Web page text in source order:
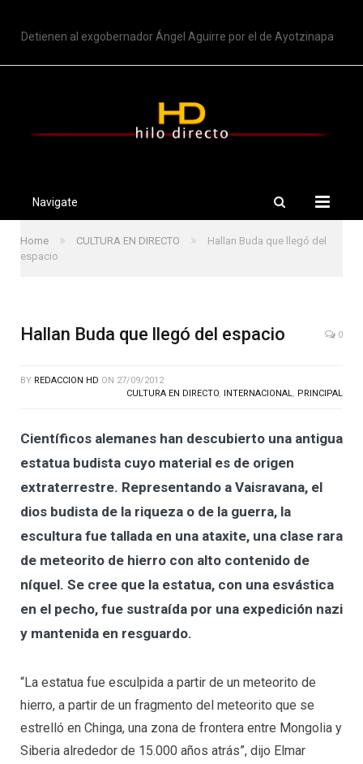
Detienen al exgobernador Ángel Aguirre por el de Ayotzinapa
Navigate
Home » CULTURA EN DIRECTO »
Hallan Buda que llegó del
espacio
Hallan Buda que llegó del espacio 0
BY REDACCION HD ON 27/09/2012
CULTURA EN DIRECTO, INTERNACIONAL, PRINCIPAL
Científicos alemanes han descubierto una antigua
estatua budista cuyo material es de origen
extraterrestre. Representando a Vaisravana, el
dios budista de la riqueza o de la guerra, la
escultura fue tallada en una ataxite, una clase rara
de meteorito de hierro con alto contenido de
níquel. Se cree que la estatua, con una esvástica
en el pecho, fue sustraída por una expedición nazi
y mantenida en resguardo.
“La estatua fue esculpida a partir de un meteorito de
hierro, a partir de un fragmento del meteorito que se
estrelló en Chinga, una zona de frontera entre Mongolia y
Siberia alrededor de 15.000 años atrás”, dijo Elmar